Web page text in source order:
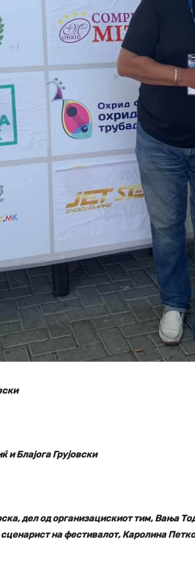
и Блајога Грујовски
дел од организацискиот тим, Вања
на фестивалот, Каролина